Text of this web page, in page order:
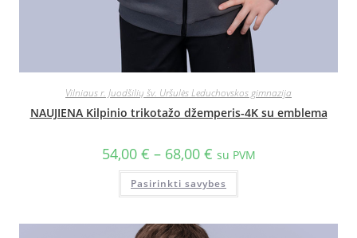
Vilniaus r. Juodšilių šv. Uršulės Leduchovskos gimnazija
NAUJIENA Kilpinio trikotažo džemperis-4K su emblema
54,00 € – 68,00 € su PVM
Pasirinkti savybes